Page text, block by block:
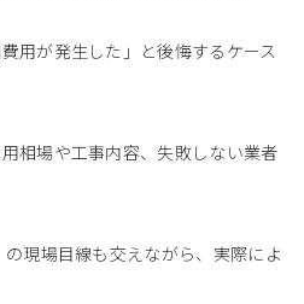
用が発生した」と後悔するケース
相場や工事内容、失敗しない業者
現場目線も交えながら、実際によ